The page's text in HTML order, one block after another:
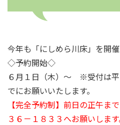
今年も「にしめら川床」を開
◇予約開始◇
６月１日（木）～ ※受付は平
でにお願いいたします。
【完全予約制】前日の正午ま
３６－１８３３へお願いします